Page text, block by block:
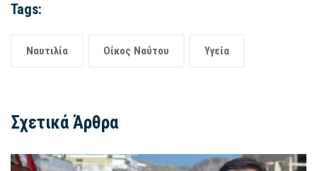
Tags:
Ναυτιλία Οίκος Ναύτου Υγεία
Σχετικά Άρθρα